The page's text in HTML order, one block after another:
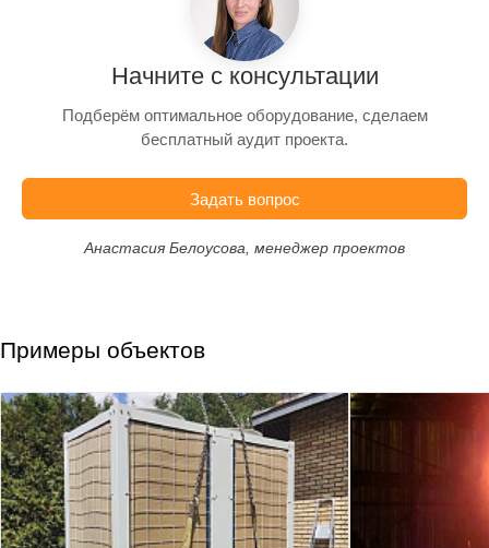
Начните с консультации
Подберём оптимальное оборудование, сделаем
бесплатный аудит проекта.
Задать вопрос
Анастасия Белоусова, менеджер проектов
Примеры объектов